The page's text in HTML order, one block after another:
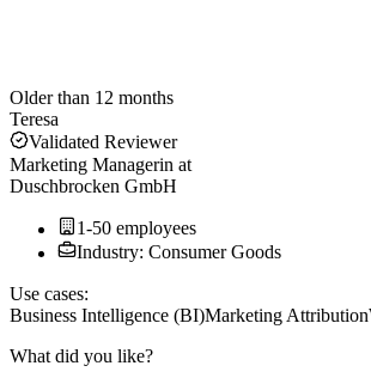
Older than 12 months
Teresa
Validated Reviewer
Marketing Managerin at
Duschbrocken GmbH
1-50 employees
Industry: Consumer Goods
Use cases:
Business Intelligence (BI)Marketing Attribution
What did you like?